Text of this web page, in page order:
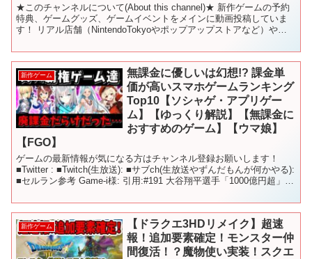
★このチャンネルについて(About this channel)★ 新作ゲームの予約
特典、ゲームグッズ、ゲームイベントをメインに動画投稿していま
す！ リアル店舗（NintendoTokyoやポップアップストアなど）やイ
新作ゲーム
無課金に優しいは幻想!? 課金単
価が高いスマホゲームランキング
Top10【ソシャゲ・アプリゲー
ム】【ゆっくり解説】【無課金に
おすすめのゲーム】【ウマ娘】
【FGO】
ゲームの最新情報が気になる方はチャンネル登録お願いします！
■Twitter : ■Twitch(生放送): ■サブch(生放送やずんだもんが何かやる):
■セルラン参考 Game-i様: 引用:#191 大谷翔平選手「1000億円超」契
新作ゲーム
【ドラクエ3HDリメイク】超速
報！追加要素確定！モンスター仲
間復活！？魔物使い実装！スクエ